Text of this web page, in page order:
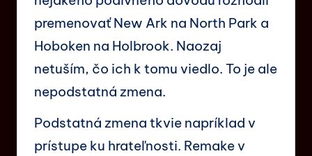
premenovať New Ark na North Park a
Hoboken na Holbrook. Naozaj
netuším, čo ich k tomu viedlo. To je ale
nepodstatná zmena.
Podstatná zmena tkvie napríklad v
prístupe ku hrateľnosti. Remake v